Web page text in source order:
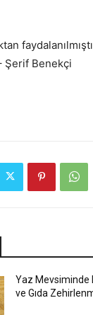
Şerif Benekçi
Yaz Mevsiminde
ve Gıda